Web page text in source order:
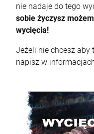
nie nadaje do tego
sobie życzysz
wycięcia!
Jeżeli nie chcesz aby
napisz w